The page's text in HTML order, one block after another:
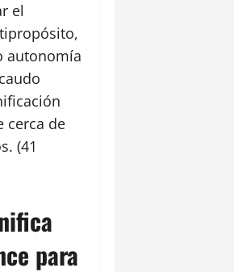
el
autonomía
cerca de
(41
para